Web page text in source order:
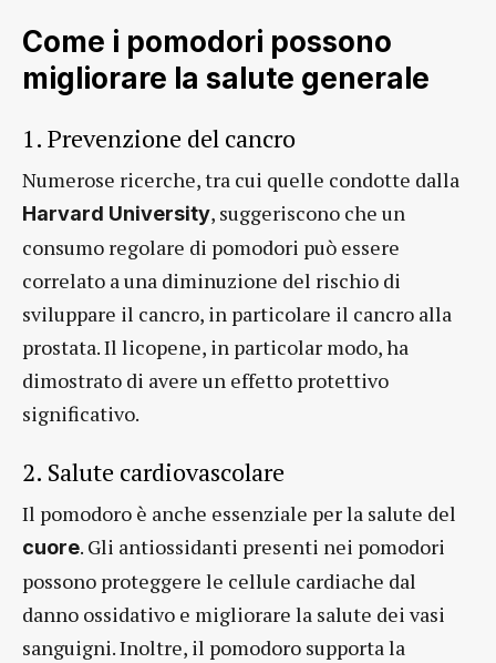
Come i pomodori possono
migliorare la salute generale
1. Prevenzione del cancro
Numerose ricerche, tra cui quelle condotte dalla
Harvard University, suggeriscono che un
consumo regolare di pomodori può essere
correlato a una diminuzione del rischio di
sviluppare il cancro, in particolare il cancro alla
prostata. Il licopene, in particolar modo, ha
dimostrato di avere un effetto protettivo
significativo.
2. Salute cardiovascolare
Il pomodoro è anche essenziale per la salute del
cuore. Gli antiossidanti presenti nei pomodori
possono proteggere le cellule cardiache dal
danno ossidativo e migliorare la salute dei vasi
sanguigni. Inoltre, il pomodoro supporta la